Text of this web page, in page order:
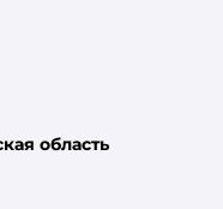
область